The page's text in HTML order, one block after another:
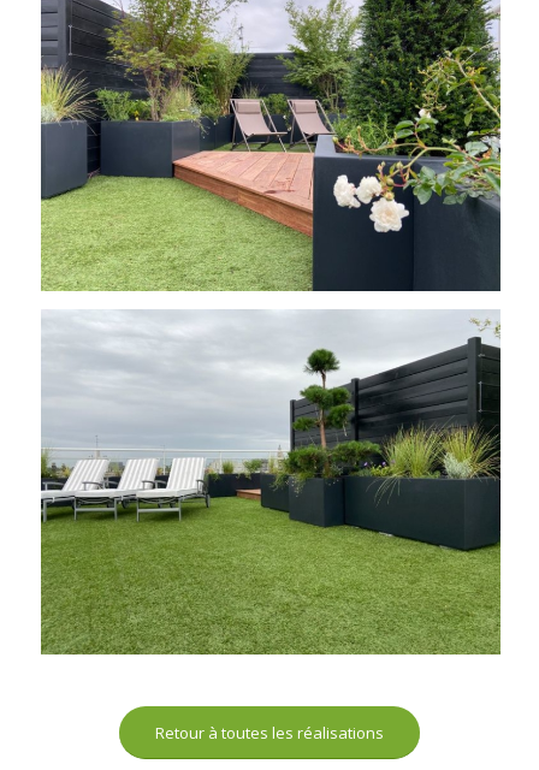
Retour à toutes les réalisations